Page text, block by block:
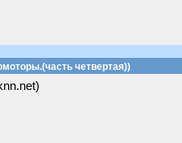
четвертая))